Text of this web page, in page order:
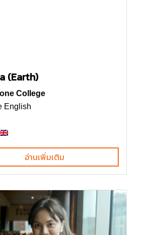
(Earth)
College
English
อ่านเพิ่มเติม